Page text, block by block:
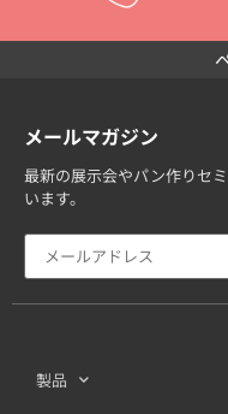
メールマガジン
最新の展示会やパン作りセ
います。
製品